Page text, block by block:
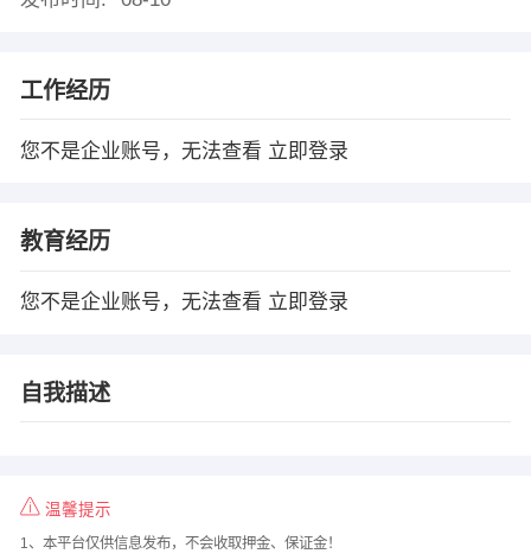
工作经历
您不是企业账号，无法查看 立即登录
教育经历
您不是企业账号，无法查看 立即登录
自我描述
温馨提示
1、本平台仅供信息发布，不会收取押金、保证金！